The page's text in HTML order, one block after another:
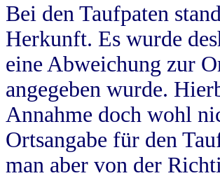
Bei den Taufpaten
Herkunft. Es wurde
eine Abweichung zur
angegeben wurde.
Annahme doch wohl
Ortsangabe für den
man aber von der